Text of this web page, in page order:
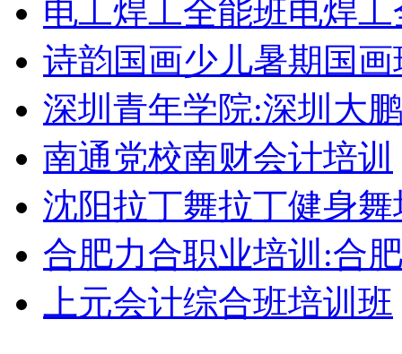
电工焊工全能班电焊
诗韵国画少儿暑期国
深圳青年学院:深圳大
南通党校南财会计培训
沈阳拉丁舞拉丁健身舞
合肥力合职业培训:合
上元会计综合班培训班